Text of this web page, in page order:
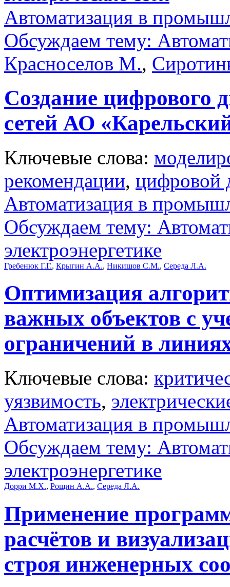
Автоматизация в
Обсуждаем тему:
Красноселов М.,
Создание цифрового
сетей АО
Ключевые слова:
рекомендации, цифровой
Автоматизация в
Обсуждаем тему:
электроэнергетике
Гребенюк Г.Г., Крыгин А.А., Никишов С.М., Середа Л.А.
Оптимизация
важных объектов с
ограничений в
Ключевые слова:
уязвимость,
Автоматизация в
Обсуждаем тему:
электроэнергетике
Дорри М.Х., Рощин А.А., Середа Л.А.
Применение
расчётов и
строя инженерных